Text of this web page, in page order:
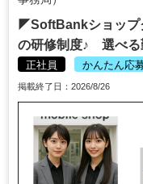
◤SoftBankショッ
の研修制度♪ 選べる
正社員 かんたん応
掲載終了日：2026/8/26